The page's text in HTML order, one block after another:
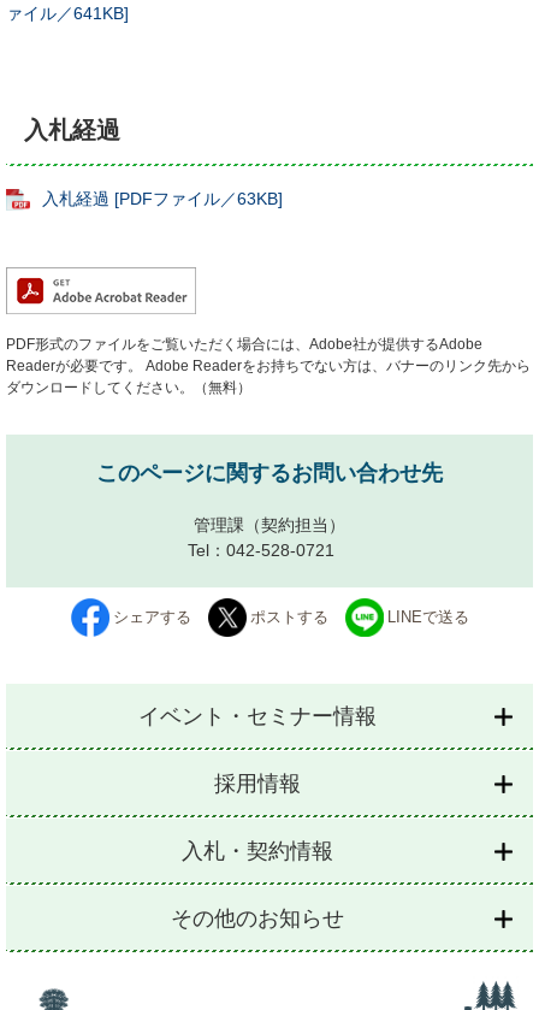
ァイル／641KB]
入札経過
入札経過 [PDFファイル／63KB]
PDF形式のファイルをご覧いただく場合には、Adobe社が提供するAdobe
Readerが必要です。
Adobe Readerをお持ちでない方は、バナーのリンク先から
ダウンロードしてください。（無料）
このページに関するお問い合わせ先
管理課 （契約担当）
Tel：042-528-0721
シェアする ポストする LINEで送る
イベント・セミナー情報
採用情報
入札・契約情報
その他のお知らせ